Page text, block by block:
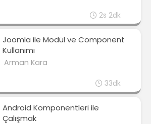
2s 2dk
Joomla ile Modül ve Component
Kullanımı
Arman Kara
33dk
Android Komponentleri ile
Çalışmak